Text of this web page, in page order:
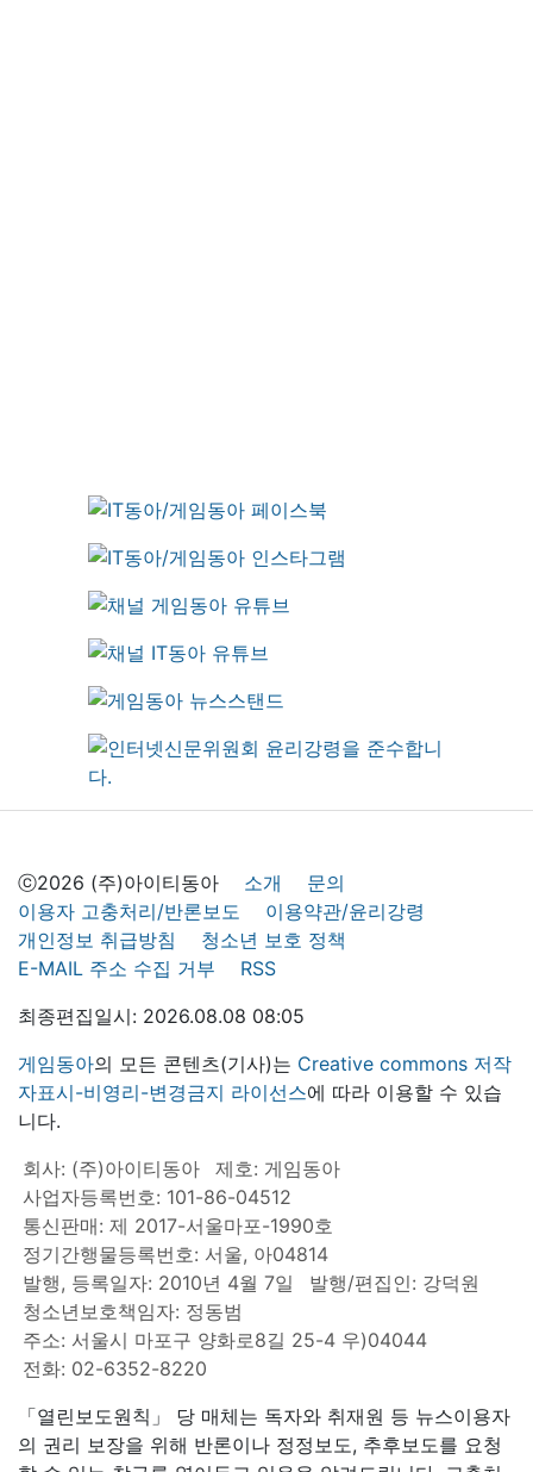
ⓒ2026 (주)아이티동아 소개
문의
이용자 고충처리/반론보도
이용약관/윤리강령
개인정보 취급방침
청소년 보호 정책
E-MAIL 주소 수집 거부
RSS
최종편집일시: 2026.08.08 08:05
게임동아의 모든 콘텐츠(기사)는 Creative commons 저작
자표시-비영리-변경금지 라이선스에 따라 이용할 수 있습
니다.
회사: (주)아이티동아
제호: 게임동아
사업자등록번호: 101-86-04512
통신판매: 제 2017-서울마포-1990호
정기간행물등록번호: 서울, 아04814
발행, 등록일자: 2010년 4월 7일
발행/편집인: 강덕원
청소년보호책임자: 정동범
주소: 서울시 마포구 양화로8길 25-4 우)04044
전화: 02-6352-8220
「열린보도원칙」 당 매체는 독자와 취재원 등 뉴스이용자
의 권리 보장을 위해 반론이나 정정보도, 추후보도를 요청